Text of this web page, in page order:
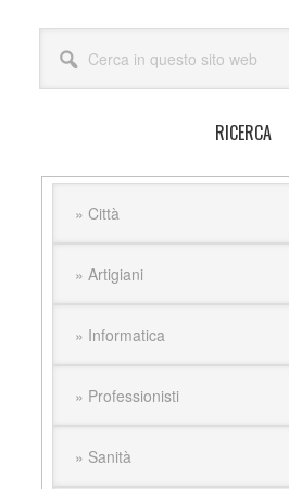
laterale
primaria
questo
RICERCA